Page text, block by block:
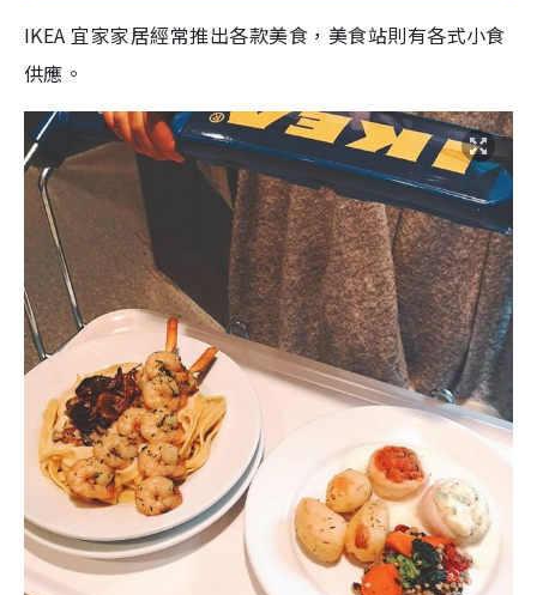
IKEA 宜家家居經常推出各款美食，美食站則有各式小食
供應。